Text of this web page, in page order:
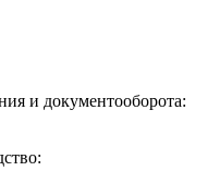
и документооборота: